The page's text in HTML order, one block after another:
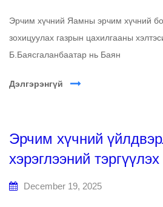
Эрчим хүчний Яамны эрчим хүчний
зохицуулах газрын цахилгааны
Б.Баясгаланбаатар нь Баян
Дэлгэрэнгүй
Эрчим хүчний
хэрэглээний
December 19, 2025